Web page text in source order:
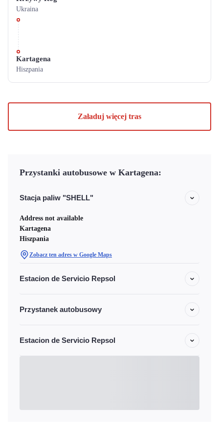
Ukraina
Kartagena
Hiszpania
Załaduj więcej tras
Przystanki autobusowe w Kartagena:
Stacja paliw "SHELL"
Address not available
Kartagena
Hiszpania
Zobacz ten adres w Google Maps
Estacion de Servicio Repsol
Przystanek autobusowy
Estacion de Servicio Repsol